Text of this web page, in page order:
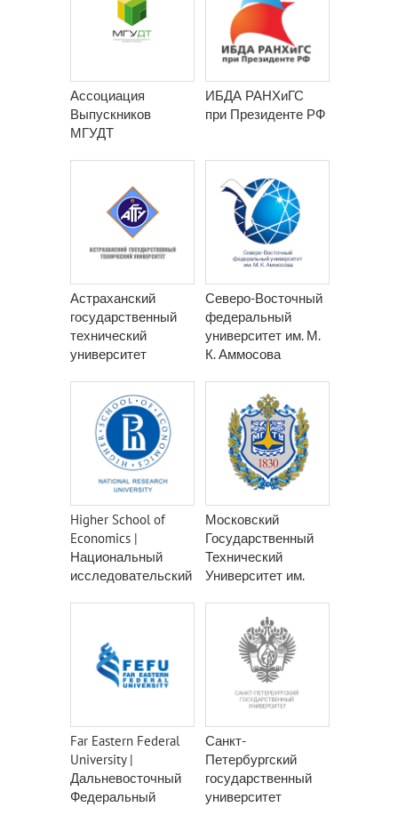
Ассоциация
Выпускников
МГУДТ
ИБДА РАНХиГС
при Президенте РФ
Астраханский
государственный
технический
университет
Северо-Восточный
федеральный
университет им. М.
К. Аммосова
Higher School of
Economics |
Национальный
исследовательский
ВШЭ
Московский
Государственный
Технический
Университет им.
Far Eastern Federal
University |
Дальневосточный
Федеральный
Санкт-
Петербургский
государственный
университет